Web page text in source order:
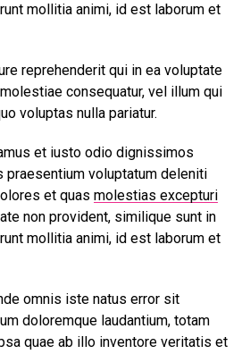
mollitia animi, id est laborum et
reprehenderit qui in ea voluptate
consequatur, vel illum qui
voluptas nulla pariatur.
et iusto odio dignissimos
praesentium voluptatum deleniti
et quas molestias excepturi
non provident, similique sunt in
mollitia animi, id est laborum et
omnis iste natus error sit
doloremque laudantium, totam
quae ab illo inventore veritatis et